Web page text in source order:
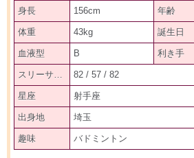
身長 156cm 年齢
体重 43kg 誕生日
血液型 B 利き手
82 / 57 / 82
星座 射手座
出身地 埼玉
趣味 バドミントン